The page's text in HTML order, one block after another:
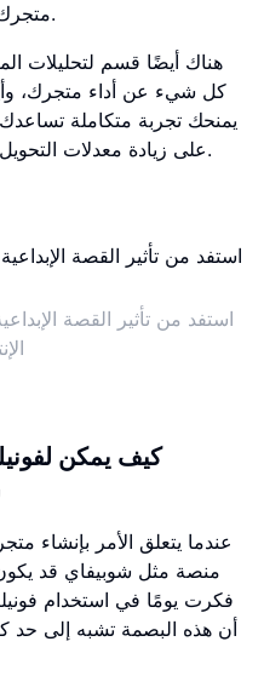
متجرك من زوار وقيادات ومشتريات.
هناك أيضًا قسم لتحليلات
كل شيء عن أداء متجرك،
على زيادة معدلات التحويل وكفاءة التسويق عبر الإنترنت.
استفد من تأثير القصة
كيف يمكن
عندما يتعلق الأمر بإنشاء
منصة مثل شوبيفاي قد
فكرت يومًا في استخدام
أن هذه البصمة تشبه إلى حد